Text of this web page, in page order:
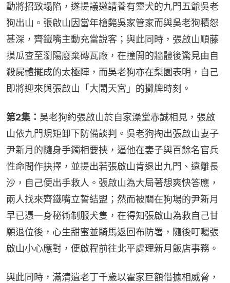
動將招致塌陷，遂提議邀請養有靈犬的九門五爺吳老
狗出山。張啟山因當年槍斃吳家管家而與吳老狗積怨
甚深，齊鐵嘴主動充當說客；與此同時，張啟山順藤
摸瓜查至瀏陽廢棄磚瓦廠，在撞開的牆體後驚見由自
殺屍體擺成的太極陣，而吳老狗亦在梨園表明，自己
即將迎來與張啟山「大鬧天宮」的攤牌時刻。
第2集： 吳老狗約張啟山於自家澡堂赤誠相見，張啟
山依九門規矩卸下防備談判。吳老狗掏出張啟山妻子
尹新月的隨身手鐲相要挾，逼他在妻子與百餘名官兵
性命間作抉擇，並提出若張啟山肯退出九門、遠離長
沙，自己便出手救人。張啟山為大局著想爽快答應，
兩人找來齊鐵嘴立誓結盟；然而被關在狗場的尹新月
早已憑一身秘術制服犬隻，在得知張啟山為救自己甘
願退位後，心生甜蜜並騎馬返回布防署，隨後叮囑張
啟山小心應對，便啟程前往北平處理新月飯店事務。
與此同時，滿清遺老丁千歲以霍家巨額借據相威脅，